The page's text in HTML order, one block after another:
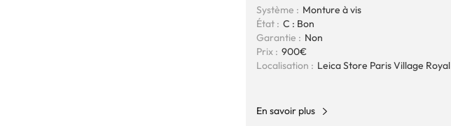
Système : Monture à vis
État : C : Bon
Garantie : Non
Prix : 900€
Localisation : Leica Store Paris Village Royal
En savoir plus